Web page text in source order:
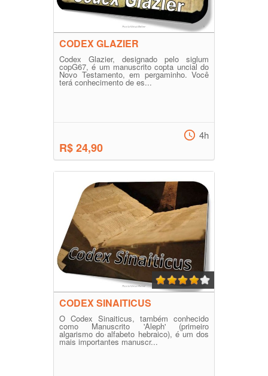
CODEX GLAZIER
Codex Glazier, designado pelo siglum
copG67, é um manuscrito copta uncial do
Novo Testamento, em pergaminho. Você
terá conhecimento de es...
R$ 24,90
4h
CODEX SINAITICUS
O Codex Sinaiticus, também conhecido
como Manuscrito 'Aleph' (primeiro
algarismo do alfabeto hebraico), é um dos
mais importantes manuscr...